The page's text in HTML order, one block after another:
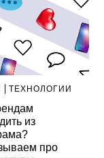
ТЕХНОЛОГИИ
из
про